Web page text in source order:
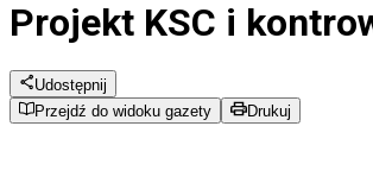
Projekt KSC i
Udostępnij
Przejdź do widoku gazety
Drukuj